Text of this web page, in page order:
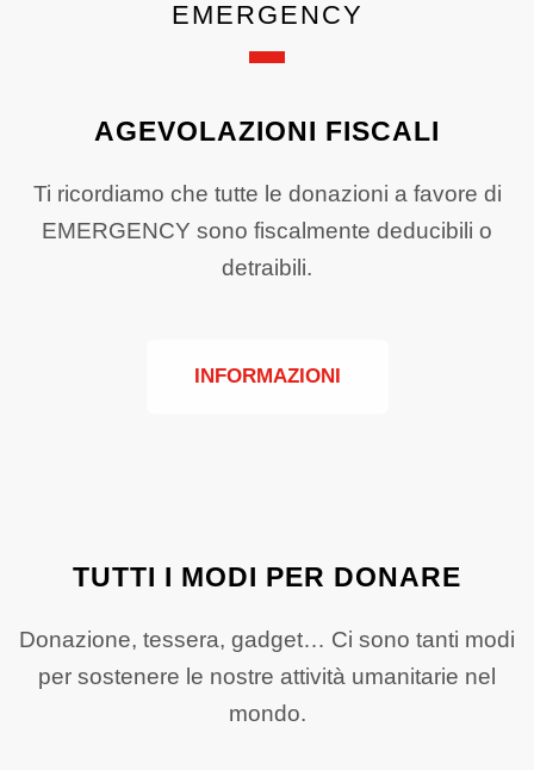
EMERGENCY
AGEVOLAZIONI FISCALI
Ti ricordiamo che tutte le donazioni a favore di
EMERGENCY sono fiscalmente deducibili o
detraibili.
INFORMAZIONI
TUTTI I MODI PER DONARE
Donazione, tessera, gadget… Ci sono tanti modi
per sostenere le nostre attività umanitarie nel
mondo.